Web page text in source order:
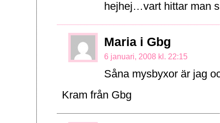
hejhej…vart hittar man
Maria i Gbg
6 januari, 2008 kl. 22:15
Såna mysbyxor är jag
Kram från Gbg